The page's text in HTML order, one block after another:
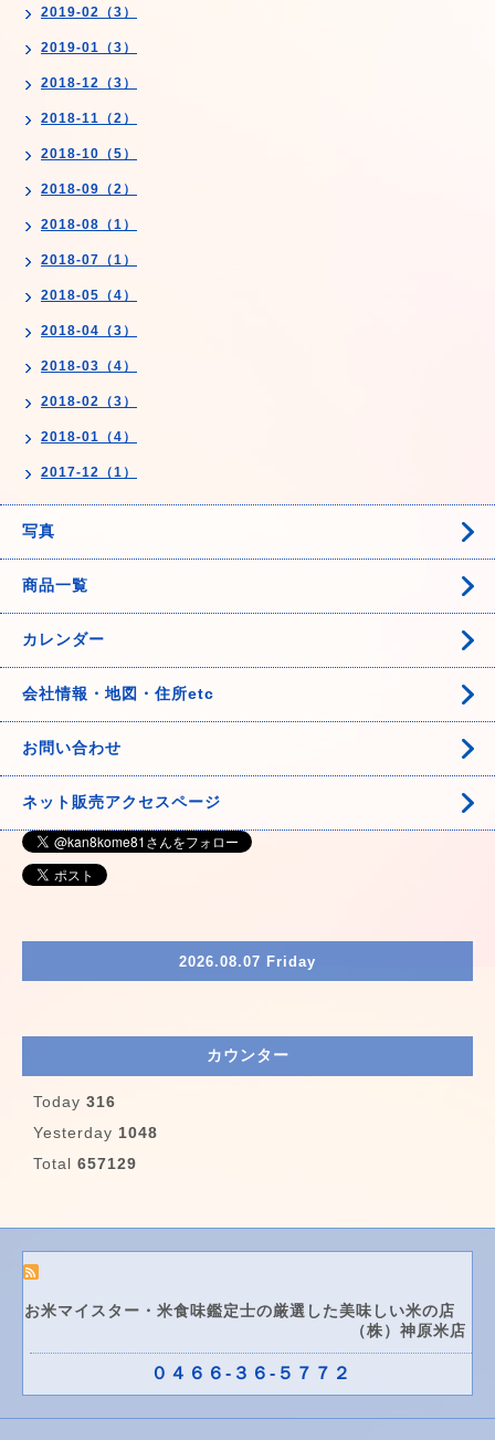
2019-02（3）
2019-01（3）
2018-12（3）
2018-11（2）
2018-10（5）
2018-09（2）
2018-08（1）
2018-07（1）
2018-05（4）
2018-04（3）
2018-03（4）
2018-02（3）
2018-01（4）
2017-12（1）
写真
商品一覧
カレンダー
会社情報・地図・住所etc
お問い合わせ
ネット販売アクセスページ
2026.08.07 Friday
カウンター
Today 316
Yesterday 1048
Total 657129
お米マイスター・米食味鑑定士の厳選した美味しい米の店
（株）神原米店
０４６６-３６-５７７２